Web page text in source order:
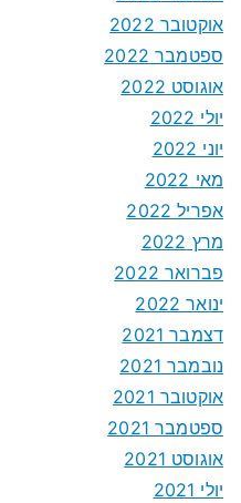
אוקטובר 2022
ספטמבר 2022
אוגוסט 2022
יולי 2022
יוני 2022
מאי 2022
אפריל 2022
מרץ 2022
פברואר 2022
ינואר 2022
דצמבר 2021
נובמבר 2021
אוקטובר 2021
ספטמבר 2021
אוגוסט 2021
יולי 2021